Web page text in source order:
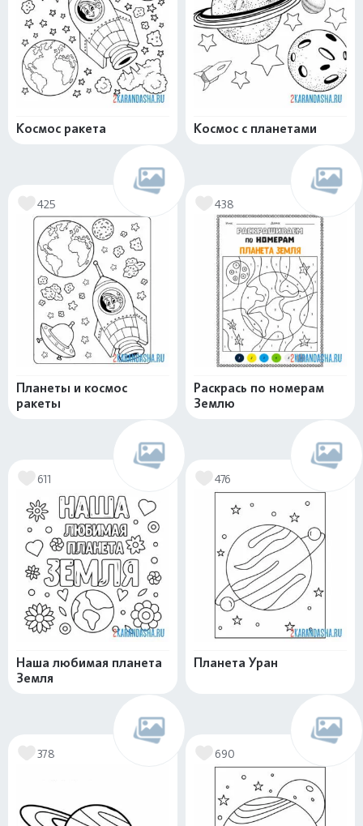
Космос ракета Космос с планетами
425
Планеты и космос
ракеты
438
Раскрась по номерам
Землю
611
Наша любимая планета
Земля
476
Планета Уран
378 690